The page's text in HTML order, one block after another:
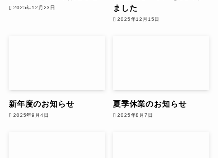
2025年12月23日
ました
2025年12月15日
新年度のお知らせ
2025年9月4日
夏季休業のお知らせ
2025年8月7日